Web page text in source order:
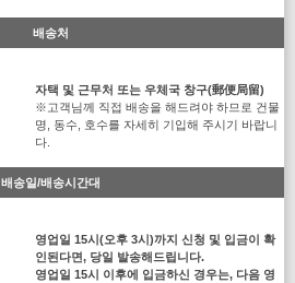
배송처
자택 및 근무처 또는 우체국 창구(郵便局留)
※고객님께 직접 배송을 해드려야 하므로 건물
명, 동수, 호수를 자세히 기입해 주시기 바랍니
다.
배송일/배송시간대
영업일 15시(오후 3시)까지 신청 및 입금이 확
인된다면, 당일 발송해드립니다.
영업일 15시 이후에 입금하신 경우는, 다음 영